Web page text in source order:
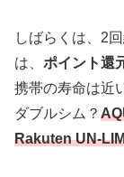
しばらくは、2
は、 ポイント還
携帯の寿命は近
ダブルシム？
Rakuten UN-